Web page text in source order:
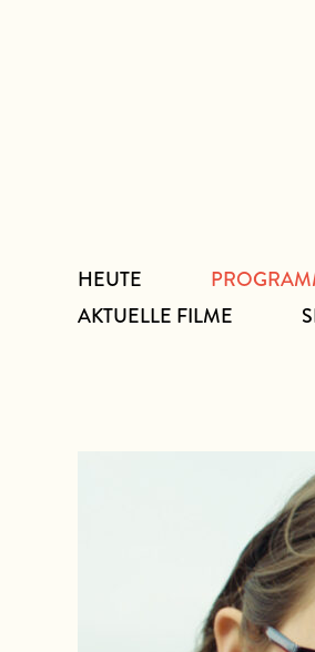
HEUTE
AKTUELLE FILME